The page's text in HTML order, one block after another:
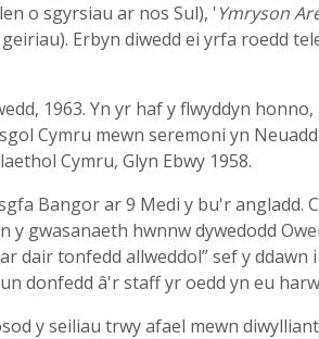
o sgyrsiau ar nos Sul), 'Ymryson
Erbyn diwedd ei yrfa roedd
1963. Yn yr haf y flwyddyn
Cymru mewn seremoni yn
Cymru, Glyn Ebwy 1958.
Bangor ar 9 Medi y bu'r
gwasanaeth hwnnw dywedodd
dair tonfedd allweddol” sef y
donfedd â'r staff yr oedd yn eu
y seiliau trwy afael mewn